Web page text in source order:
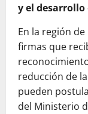
y el
En la región
firmas que
reducción de
pueden
del Ministerio